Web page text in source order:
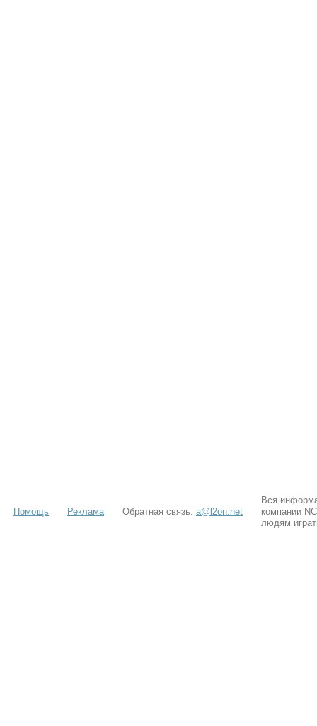
Помощь Реклама Обратная связь: a@l2on.net
Вся
компании
людям